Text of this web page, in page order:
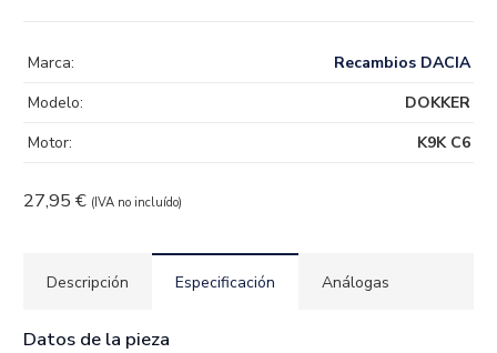
27,95 € (IVA no incluído)
Marca:
Recambios DACIA
Modelo:
DOKKER
Motor:
K9K C6
Descripción Especificación Análogas
Datos de la pieza